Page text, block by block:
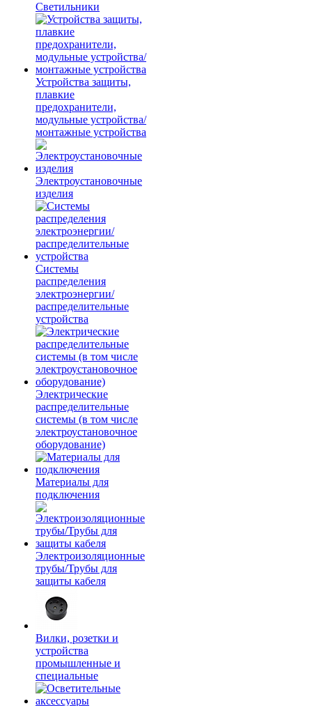
Светильники
Устройства защиты,
плавкие
предохранители,
модульные устройства/
монтажные устройства
Электроустановочные
изделия
Системы
распределения
электроэнергии/
распределительные
устройства
Электрические
распределительные
системы (в том числе
электроустановочное
оборудование)
Материалы для
подключения
Электроизоляционные
трубы/Трубы для
защиты кабеля
Вилки, розетки и
устройства
промышленные и
специальные